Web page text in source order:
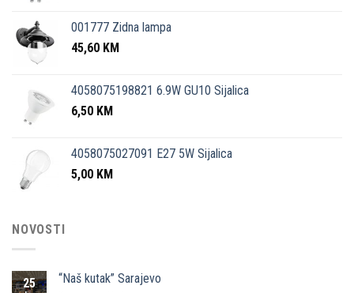
001777 Zidna lampa
45,60 KM
4058075198821 6.9W GU10 Sijalica
6,50 KM
4058075027091 E27 5W Sijalica
5,00 KM
NOVOSTI
25 “Naš kutak” Sarajevo